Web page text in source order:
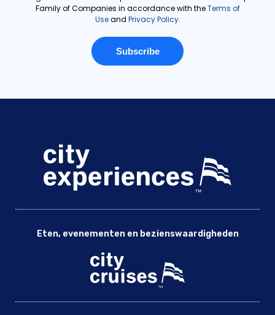
Eten, evenementen en bezienswaardigheden